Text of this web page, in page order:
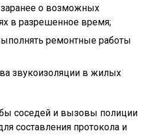
о возможных
в разрешенное время;
ремонтные работы
звукоизоляции в жилых
соседей и вызовы полиции
составления протокола и